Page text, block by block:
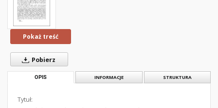
Pokaż treść
Pobierz
OPIS INFORMACJE STRUKTURA
Tytuł: